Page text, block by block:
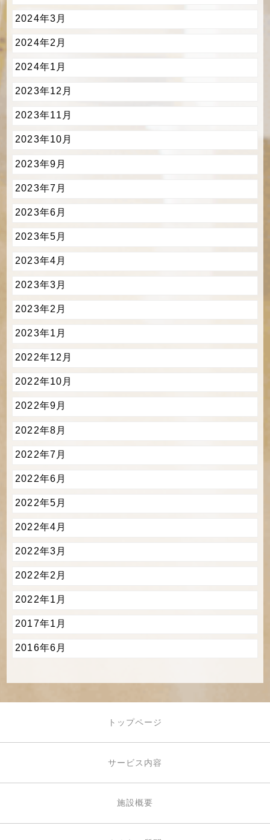
2024年3月
2024年2月
2024年1月
2023年12月
2023年11月
2023年10月
2023年9月
2023年7月
2023年6月
2023年5月
2023年4月
2023年3月
2023年2月
2023年1月
2022年12月
2022年10月
2022年9月
2022年8月
2022年7月
2022年6月
2022年5月
2022年4月
2022年3月
2022年2月
2022年1月
2017年1月
2016年6月
トップページ
サービス内容
施設概要